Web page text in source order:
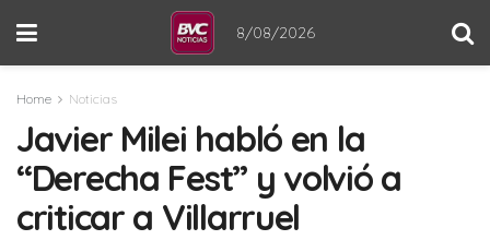
8/08/2026
Home Noticias
Javier Milei habló en la
“Derecha Fest” y volvió a
criticar a Villarruel